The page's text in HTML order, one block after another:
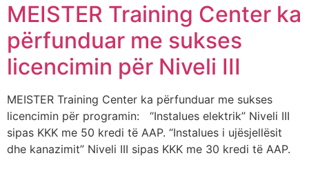
MEISTER Training Center ka
përfunduar me sukses
licencimin për Niveli III
MEISTER Training Center ka përfunduar me sukses
licencimin për programin: “Instalues elektrik” Niveli III
sipas KKK me 50 kredi të AAP. “Instalues i ujësjellësit
dhe kanazimit” Niveli III sipas KKK me 30 kredi të AAP.